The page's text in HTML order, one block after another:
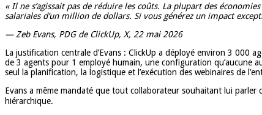
« Il ne s’agissait pas de réduire les coûts. La plupart des
salariales d’un million de dollars. Si vous générez un impact
— Zeb Evans, PDG de ClickUp, X, 22 mai 2026
La justification centrale d’Evans : ClickUp a déployé environ 3 000
de 3 agents pour 1 employé humain, une configuration qu’aucune
seul la planification, la logistique et l’exécution des webinaires de
Evans a même mandaté que tout collaborateur souhaitant lui
hiérarchique.